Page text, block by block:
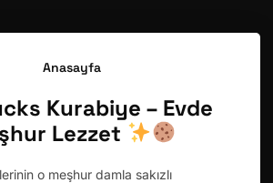
Anasayfa
Kurabiye – Evde
Lezzet
o meşhur damla sakızlı